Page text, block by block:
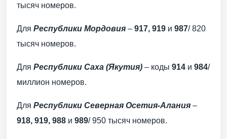
тысяч номеров.
Для Республики Мордовия – 917, 919 и 987/ 820
тысяч номеров.
Для Республики Саха (Якутия) – коды 914 и 984/
миллион номеров.
Для Республики Северная Осетия-Алания –
918, 919, 988 и 989/ 950 тысяч номеров.